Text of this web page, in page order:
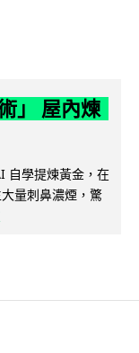
」 屋內煉
自學提煉黃金，在
量刺鼻濃煙，驚